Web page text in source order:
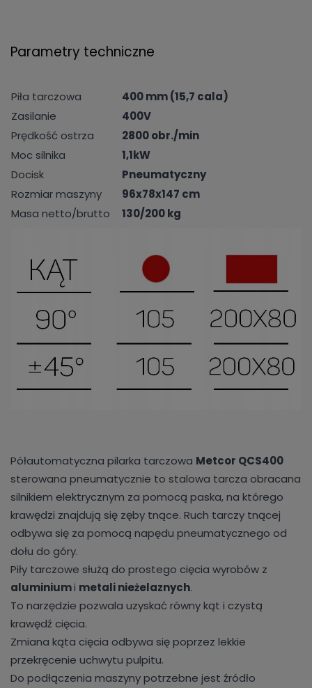
Parametry techniczne
Piła tarczowa
400 mm (15,7 cala)
Zasilanie
400V
Prędkość ostrza
2800 obr./min
Moc silnika
1,1kW
Docisk
Pneumatyczny
Rozmiar maszyny
96x78x147 cm
Masa netto/brutto
130/200 kg
Półautomatyczna pilarka tarczowa Metcor QCS400
sterowana pneumatycznie to stalowa tarcza obracana
silnikiem elektrycznym za pomocą paska, na którego
krawędzi znajdują się zęby tnące. Ruch tarczy tnącej
odbywa się za pomocą napędu pneumatycznego od
dołu do góry.
Piły tarczowe służą do prostego cięcia wyrobów z
aluminiumi metali nieżelaznych.
To narzędzie pozwala uzyskać równy kąt i czystą
krawędź cięcia.
Zmiana kąta cięcia odbywa się poprzez lekkie
przekręcenie uchwytu pulpitu.
Do podłączenia maszyny potrzebne jest źródło